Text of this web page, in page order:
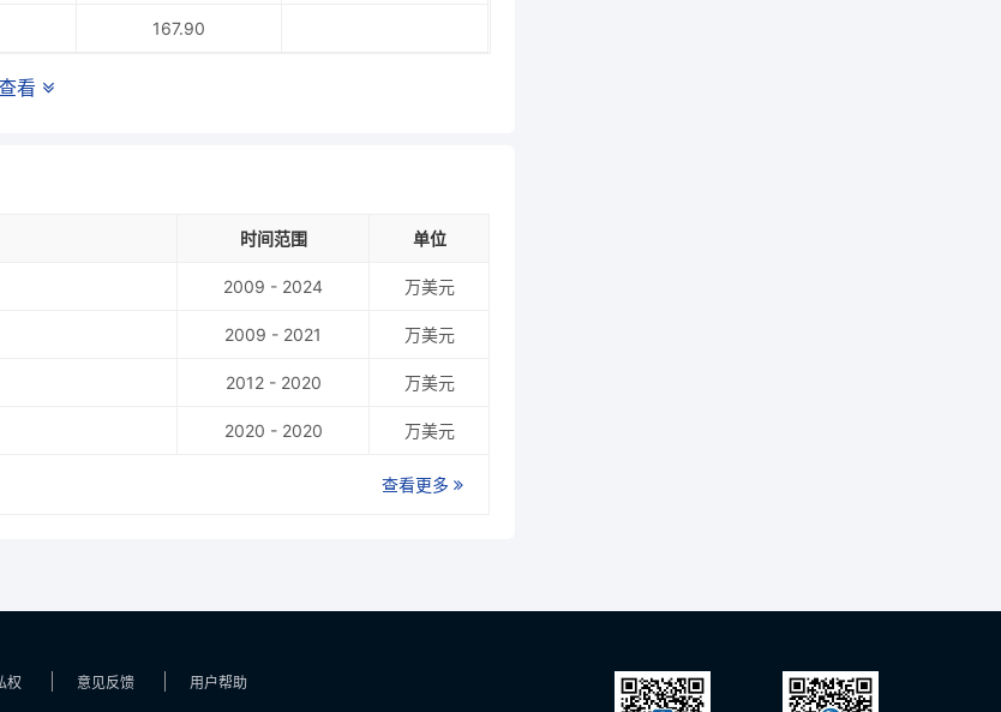
167.90
看
时间范围 单位
2009 - 2024 万美元
2009 - 2021 万美元
2012 - 2020 万美元
2020 - 2020 万美元
查看更多
权 意见反馈 用户帮助